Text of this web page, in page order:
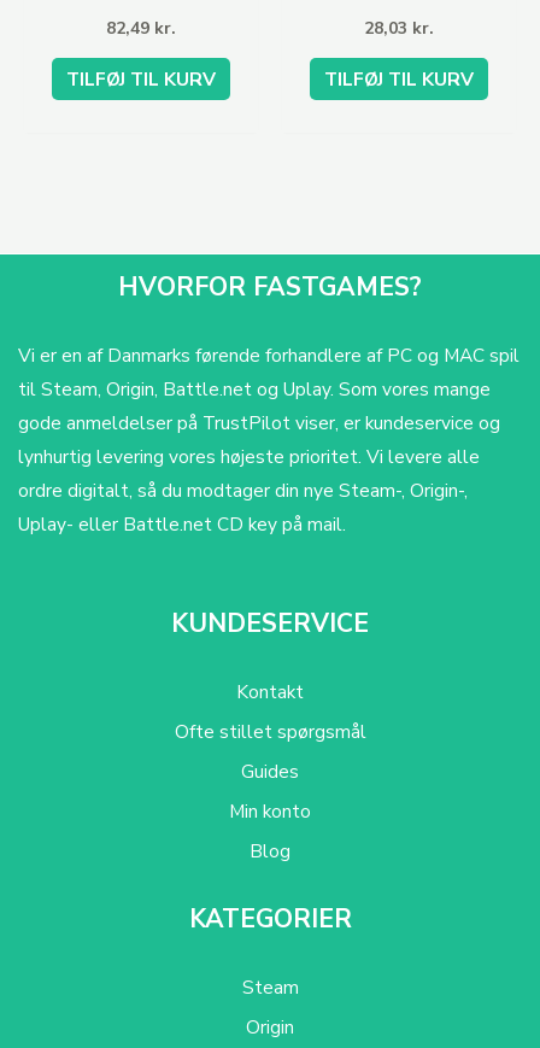
82,49 kr.
TILFØJ TIL KURV
28,03 kr.
TILFØJ TIL KURV
HVORFOR FASTGAMES?
Vi er en af Danmarks førende forhandlere af PC og MAC spil
til Steam, Origin, Battle.net og Uplay. Som vores mange
gode anmeldelser på TrustPilot viser, er kundeservice og
lynhurtig levering vores højeste prioritet. Vi levere alle
ordre digitalt, så du modtager din nye Steam-, Origin-,
Uplay- eller Battle.net CD key på mail.
KUNDESERVICE
Kontakt
Ofte stillet spørgsmål
Guides
Min konto
Blog
KATEGORIER
Steam
Origin